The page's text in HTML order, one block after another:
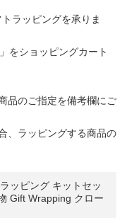
ラッピングを承りま
をショッピングカート
品のご指定を備考欄にご
、ラッピングする商品の
ッピング キットセッ
Gift Wrapping クロー